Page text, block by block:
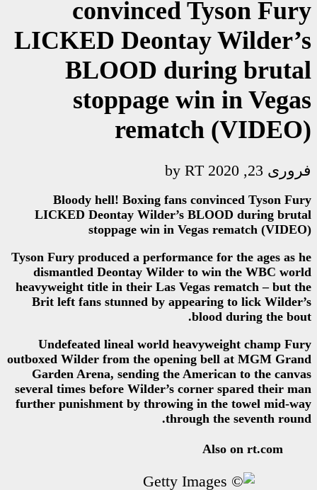
convinced
LICKED
BLOOD
stoppage
Bloody hell! Boxing fans
LICKED Deontay Wilder’s
stoppage win in
Tyson Fury produced a
dismantled Deontay Wilder
heavyweight title in their Las
Brit left fans stunned by
Undefeated lineal world
outboxed Wilder from the
Garden Arena, sending the
several times before Wilder’s
further punishment by